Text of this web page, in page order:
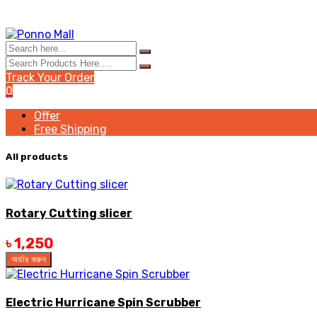
Track Your Order
0
Offer
Free Shipping
All products
Rotary Cutting slicer
৳ 1,250
অর্ডার করুন
Electric Hurricane Spin Scrubber